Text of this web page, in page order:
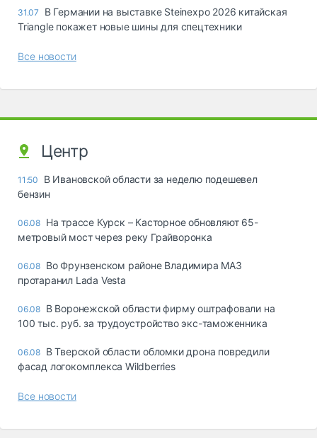
31.07
В Германии на выставке Steinexpo 2026 китайская
Triangle покажет новые шины для спецтехники
Все новости
Центр
11:50
В Ивановской области за неделю подешевел
бензин
06.08 На трассе Курск – Касторное обновляют 65-
метровый мост через реку Грайворонка
06.08 Во Фрунзенском районе Владимира МАЗ
протаранил Lada Vesta
06.08 В Воронежской области фирму оштрафовали на
100 тыс. руб. за трудоустройство экс-таможенника
06.08 В Тверской области обломки дрона повредили
фасад логокомплекса Wildberries
Все новости